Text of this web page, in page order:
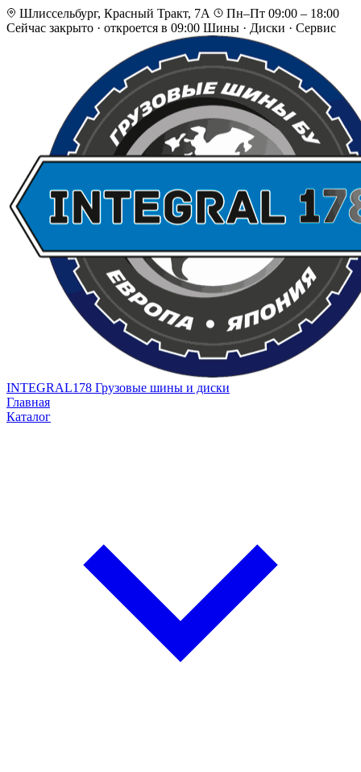
Шлиссельбург, Красный Тракт, 7А
Пн–Пт 09:00 – 18:00
Сейчас закрыто · откроется в 09:00 Шины · Диски · Сервис
INTEGRAL178 Грузовые шины и диски
Главная
Каталог